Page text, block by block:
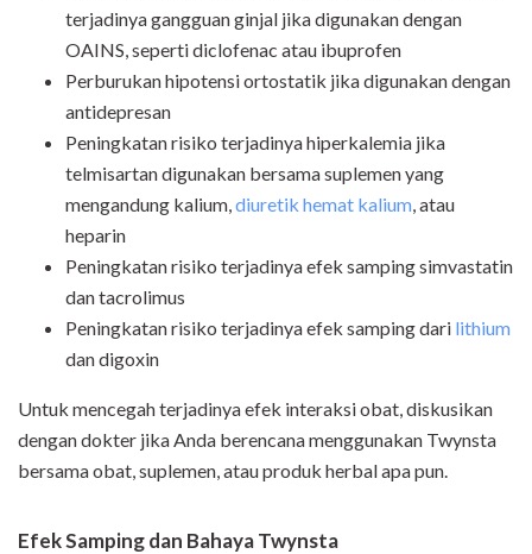
terjadinya gangguan ginjal jika digunakan dengan
OAINS, seperti diclofenac atau ibuprofen
Perburukan hipotensi ortostatik jika digunakan dengan
antidepresan
Peningkatan risiko terjadinya hiperkalemia jika
telmisartan digunakan bersama suplemen yang
mengandung kalium,diuretik hemat kalium, atau
heparin
Peningkatan risiko terjadinya efek samping simvastatin
dan tacrolimus
Peningkatan risiko terjadinya efek samping dari lithium
dan digoxin
Untuk mencegah terjadinya efek interaksi obat, diskusikan
dengan dokter jika Anda berencana menggunakan Twynsta
bersama obat, suplemen, atau produk herbal apa pun.
Efek Samping dan Bahaya Twynsta